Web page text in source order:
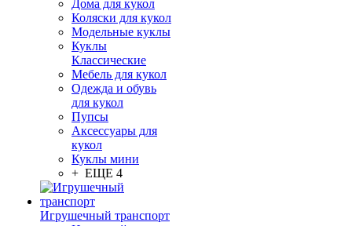
Дома для кукол
Коляски для кукол
Модельные куклы
Куклы
Классические
Мебель для кукол
Одежда и обувь
для кукол
Пупсы
Аксессуары для
кукол
Куклы мини
+ ЕЩЕ 4
Игрушечный транспорт